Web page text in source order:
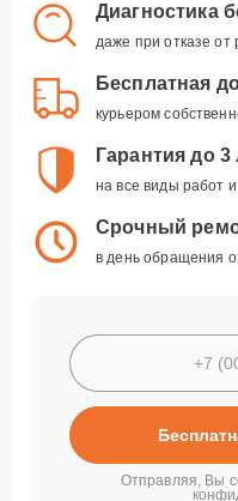
Диагностика
даже при отказе от
Бесплатная
курьером
Гарантия до 3
на все виды работ и
Срочный
в день обращения
Отправляя, Вы